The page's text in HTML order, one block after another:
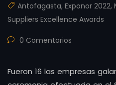
Antofagasta, Exponor 2022,
Suppliers Excellence Awards
0 Comentarios
Fueron 16 las empresas